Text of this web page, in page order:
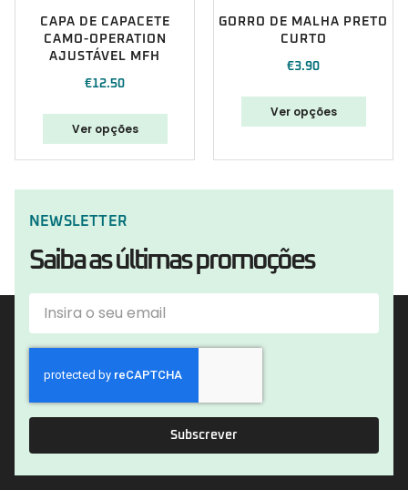
CAPA DE CAPACETE
CAMO-OPERATION
AJUSTÁVEL MFH
€12.50
Ver opções
GORRO DE MALHA PRETO
CURTO
€3.90
Ver opções
NEWSLETTER
Saiba as últimas promoções
Subscrever